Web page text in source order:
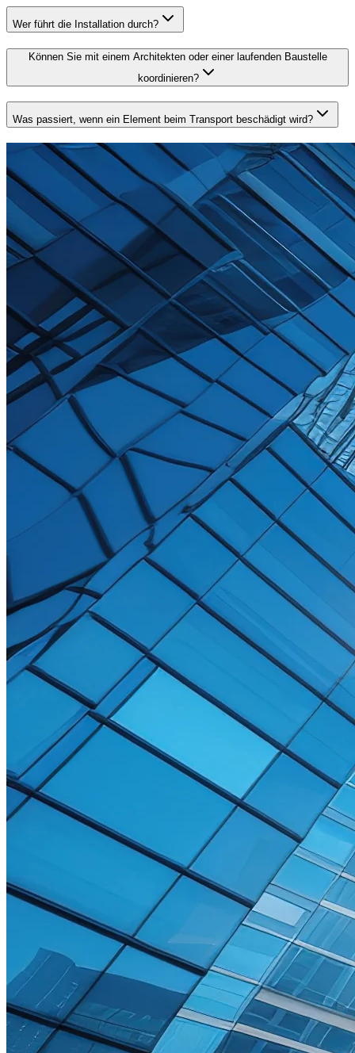
Wer führt die Installation durch?
Können Sie mit einem Architekten oder einer laufenden Baustelle
koordinieren?
Was passiert, wenn ein Element beim Transport beschädigt wird?